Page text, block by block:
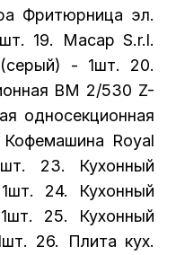
Фритюрница эл.
19. Macap S.r.l.
- 1шт. 20.
ВМ 2/530 Z-
односекционная
Royal
23. Кухонный
24. Кухонный
25. Кухонный
26. Плита кух.